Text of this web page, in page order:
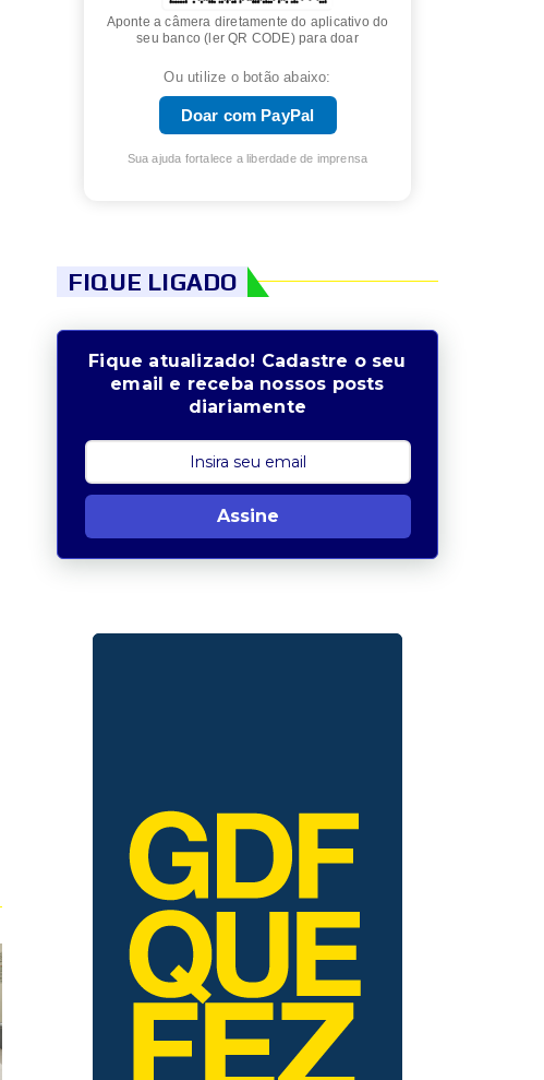
Aponte a câmera diretamente do aplicativo do
seu banco (ler QR CODE) para doar
Ou utilize o botão abaixo:
Doar com PayPal
Sua ajuda fortalece a liberdade de imprensa
FIQUE LIGADO
Fique atualizado! Cadastre o seu
email e receba nossos posts
diariamente
Assine